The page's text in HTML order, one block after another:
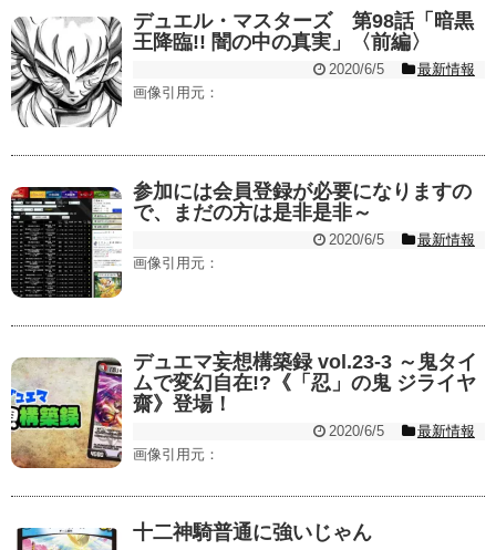
デュエル・マスターズ 第98話「暗黒
王降臨!! 闇の中の真実」〈前編〉
2020/6/5
最新情報
画像引用元：
参加には会員登録が必要になりますの
で、まだの方は是非是非～
2020/6/5
最新情報
画像引用元：
デュエマ妄想構築録 vol.23-3 ～鬼タイ
ムで変幻自在!?《「忍」の鬼 ジライヤ
齋》登場！
2020/6/5
最新情報
画像引用元：
十二神騎普通に強いじゃん